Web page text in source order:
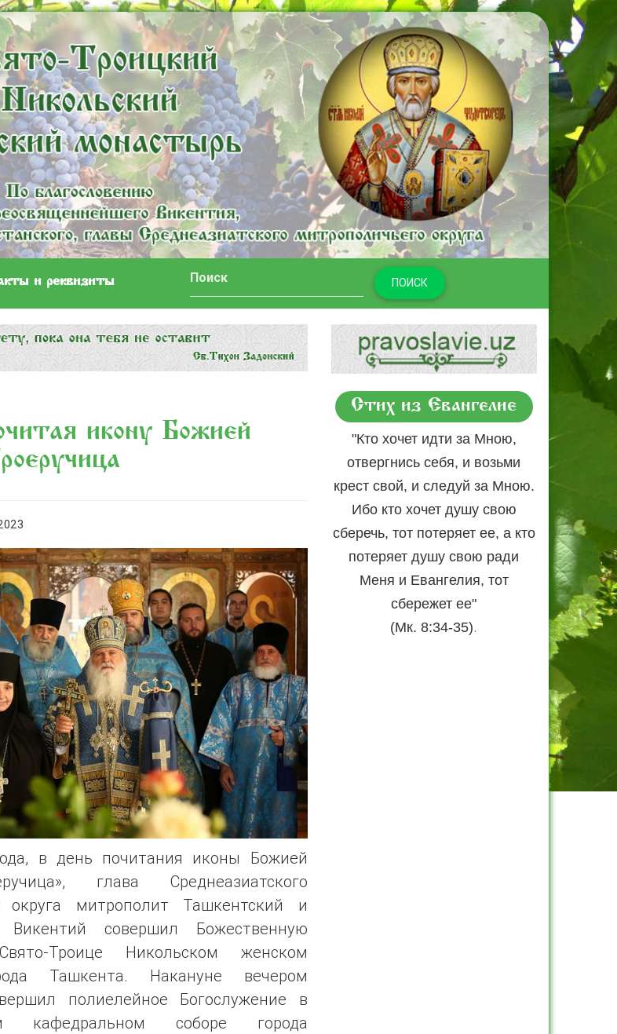
и реквизиты ПОИСК
икону Божией
в день почитания иконы Божией
глава Среднеазиатского
округа митрополит Ташкентский и
Викентий совершил Божественную
Троице Никольском женском
Ташкента. Накануне вечером
полиелейное Богослужение в
кафедральном соборе города
Стих из Евангелие
"Кто хочет идти за Мною,
отвергнись себя, и возьми
крест свой, и следуй за Мною.
Ибо кто хочет душу свою
сберечь, тот потеряет ее, а кто
потеряет душу свою ради
Меня и Евангелия, тот
сбережет ее"
(Мк. 8:34-35).